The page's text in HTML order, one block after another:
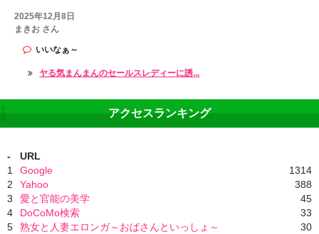
2025年12月8日
まきお さん
いいなぁ～
ヤる気まんまんのセールスレディーに誘...
アクセスランキング
-
URL
1
Google
1314
2
Yahoo
388
3
愛と官能の美学
45
4
DoCoMo検索
33
5
熟女と人妻エロンガ～おばさんといっしょ～
30